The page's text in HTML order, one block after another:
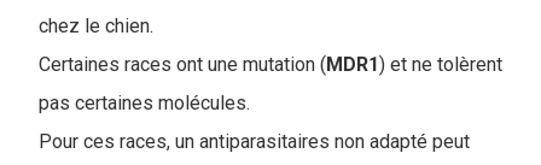
chez le chien.
Certaines races ont une mutation (MDR1) et ne tolèrent
pas certaines molécules.
Pour ces races, un antiparasitaires non adapté peut